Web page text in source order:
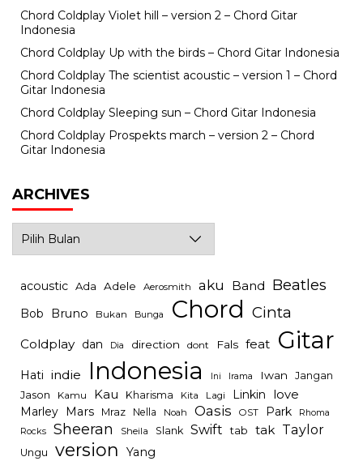
Chord Coldplay Violet hill – version 2 – Chord Gitar
Indonesia
Chord Coldplay Up with the birds – Chord Gitar Indonesia
Chord Coldplay The scientist acoustic – version 1 – Chord
Gitar Indonesia
Chord Coldplay Sleeping sun – Chord Gitar Indonesia
Chord Coldplay Prospekts march – version 2 – Chord
Gitar Indonesia
ARCHIVES
acoustic Ada Adele Aerosmith aku Band Beatles
Bob Bruno Bukan Bunga Chord Cinta
Coldplay dan Dia direction dont Fals feat Gitar
Hati indie Indonesia Ini Irama Iwan Jangan
Jason Kamu Kau Kharisma Kita Lagi Linkin love
Marley Mars Mraz Nella Noah Oasis OST Park Rhoma
Rocks Sheeran Sheila Slank Swift tab tak Taylor
Ungu version Yang